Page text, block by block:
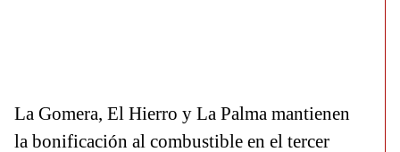
La Gomera, El Hierro y La Palma mantienen
la bonificación al combustible en el tercer